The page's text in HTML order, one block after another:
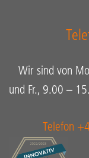
Wir sind von
und Fr., 9.00 –
Telefon